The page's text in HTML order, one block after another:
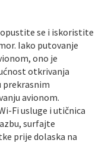
se i iskoristite
Iako putovanje
ono je
otkrivanja
prekrasnim
avionom.
Fi usluge i utičnica
surfajte
prije dolaska na